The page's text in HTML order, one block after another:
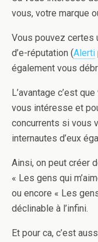
vous, votre marque
Vous pouvez certes
d’e-réputation (Alerti
également vous
L’avantage c’est
vous intéresse et
concurrents si vous
internautes d’eux
Ainsi, on peut créer
« Les gens qui
ou encore « Les
déclinable à l’infini.
Et pour ca, c’est